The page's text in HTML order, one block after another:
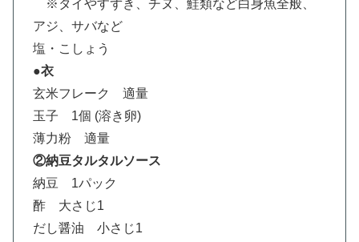
※タイやすずき、チヌ、鮭類など白身魚全般、
アジ、サバなど
塩・こしょう
●衣
玄米フレーク 適量
玉子 1個 (溶き卵)
薄力粉 適量
②納豆タルタルソース
納豆 1パック
酢 大さじ1
だし醤油 小さじ1